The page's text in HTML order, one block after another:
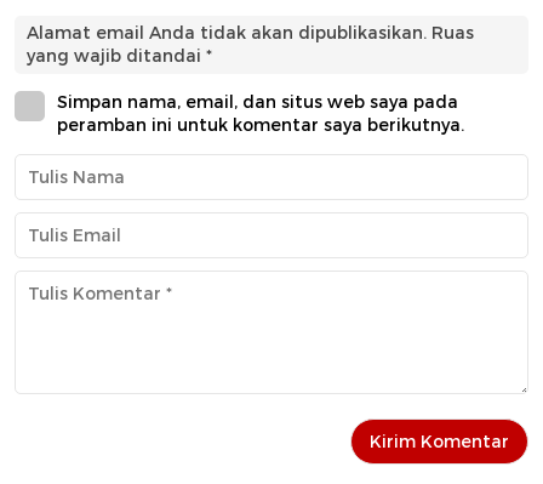
Alamat email Anda tidak akan dipublikasikan. Ruas
yang wajib ditandai *
Simpan nama, email, dan situs web saya pada
peramban ini untuk komentar saya berikutnya.